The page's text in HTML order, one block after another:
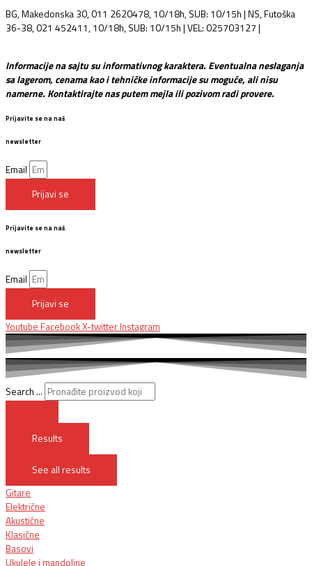
BG, Makedonska 30, 011 2620478, 10/18h, SUB: 10/15h | NS, Futoška
36-38, 021 452411, 10/18h, SUB: 10/15h | VEL: 025703127 |
Informacije na sajtu su informativnog karaktera. Eventualna neslaganja
sa lagerom, cenama kao i tehničke informacije su moguće, ali nisu
namerne. Kontaktirajte nas putem mejla ili pozivom radi provere.
Prijavite se na naš
newsletter
Email
Prijavi se
Prijavite se na naš
newsletter
Email
Prijavi se
Youtube FacebookX-twitter Instagram
Search ...
Results
See all results
Gitare
Električne
Akustične
Klasične
Basovi
Ukulele i mandoline